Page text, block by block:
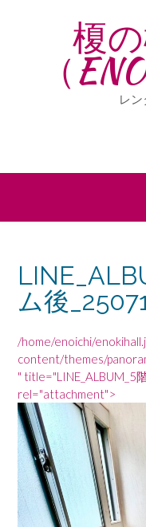
榎
（
レン
ム後
/home/enoichi/
content/themes/
" title="LINE_ALBUM_5
rel="attachment">